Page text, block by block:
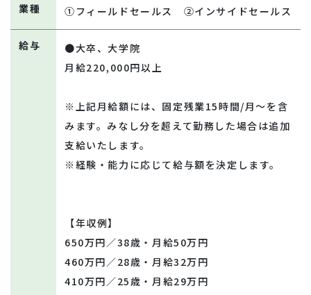
業種 ①フィールドセールス ②インサイドセールス
給与
●大卒、大学院
月給220,000円以上
※上記月給額には、固定残業15時間/月～を含
みます。みなし分を超えて勤務した場合は追加
支給いたします。
※経験・能力に応じて給与額を決定します。
【年収例】
650万円／38歳・月給50万円
460万円／28歳・月給32万円
410万円／25歳・月給29万円